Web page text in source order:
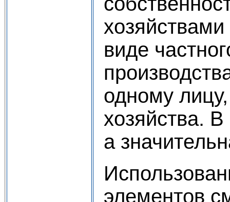
виде
одному
хозяйства.
а
элементов